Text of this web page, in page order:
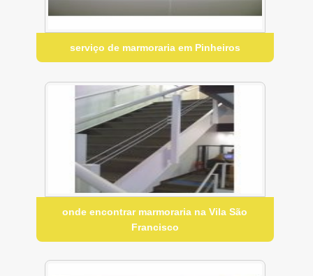
serviço de marmoraria em Pinheiros
onde encontrar marmoraria na Vila São
Francisco